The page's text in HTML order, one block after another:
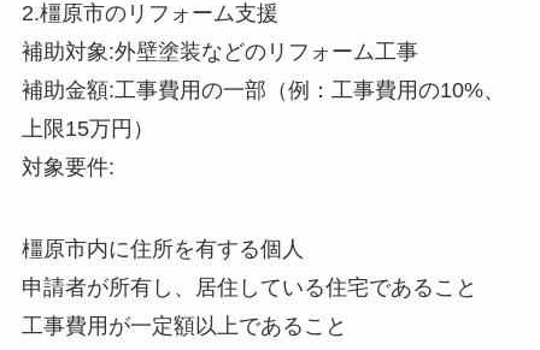
2.橿原市のリフォーム支援
補助対象:外壁塗装などのリフォーム工事
補助金額:工事費用の一部（例：工事費用の10%、
上限15万円）
対象要件:
橿原市内に住所を有する個人
申請者が所有し、居住している住宅であること
工事費用が一定額以上であること